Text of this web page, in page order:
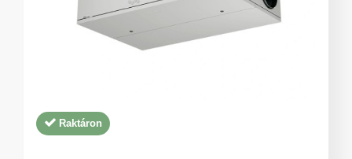
Raktáron